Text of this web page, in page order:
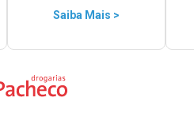
Saiba Mais >
Home